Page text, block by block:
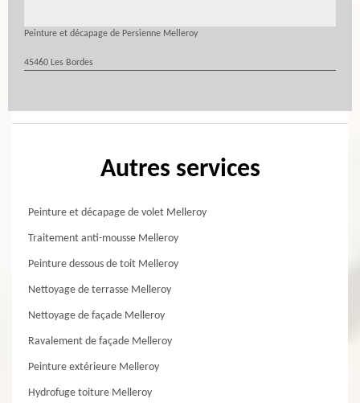
Peinture et décapage de Persienne Melleroy
45460 Les Bordes
Autres services
Peinture et décapage de volet Melleroy
Traitement anti-mousse Melleroy
Peinture dessous de toit Melleroy
Nettoyage de terrasse Melleroy
Nettoyage de façade Melleroy
Ravalement de façade Melleroy
Peinture extérieure Melleroy
Hydrofuge toiture Melleroy